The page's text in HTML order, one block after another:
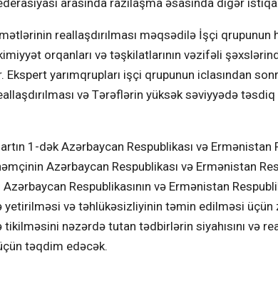
arasında razılaşma əsasında digər
reallaşdırılması məqsədilə İşçi
orqanları və təşkilatlarının vəzifəli
yarımqrupları işçi qrupunun iclasından
və Tərəflərin yüksək səviyyədə
1-dək Azərbaycan Respublikası və Ermənistan
Azərbaycan Respublikası və Ermənistan
Respublikasının və Ermənistan
yetirilməsi və təhlükəsizliyinin təmin edilməsi
tikilməsini nəzərdə tutan tədbirlərin siyahısını və
təqdim edəcək.